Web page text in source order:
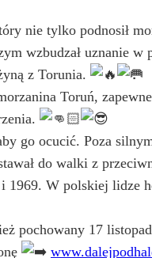
nie tylko podnosił
wzbudzał uznanie
z Torunia.
Toruń,
go ocucić. Poza
do walki z
W polskiej lidze
pochowany 17